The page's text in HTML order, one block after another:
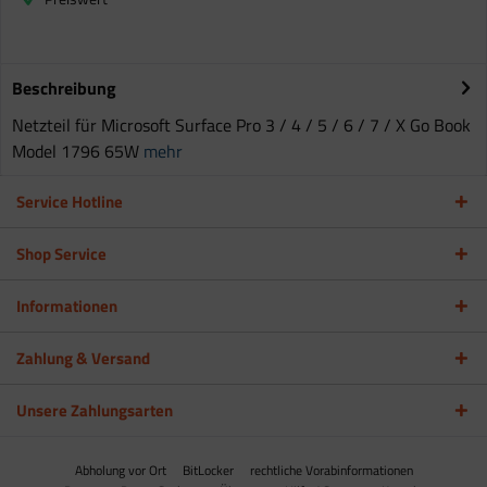
Beschreibung
Netzteil für Microsoft Surface Pro 3 / 4 / 5 / 6 / 7 / X Go Book
Model 1796 65W mehr
Service Hotline
Shop Service
Informationen
Zahlung & Versand
Unsere Zahlungsarten
Abholung vor Ort BitLocker
rechtliche Vorabinformationen